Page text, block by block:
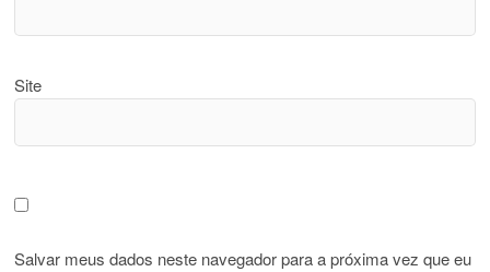
Site
Salvar meus dados neste navegador para a próxima vez que eu